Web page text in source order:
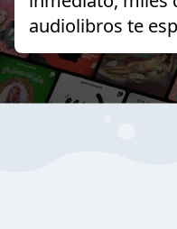
audiolibros te